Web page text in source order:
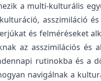
a multi-kulturális
asszimiláció
és felméréseket
az asszimilációs
rutinokba és a
navigálnak a